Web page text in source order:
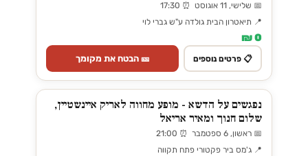
📅 שלישי, 11 אוגוסט ⏰ 17:30
📍 תיאטרון הבית גולדה ע"ש גברי לוי
0 ₪
📋 פרטים נוספים 🎫 הבטח את מקומך
נפגשים על הדשא - מופע מחווה לאריק איינשטיין,
שלום חנוך ומאיר אריאל
📅 ראשון, 6 ספטמבר ⏰ 21:00
📍 ג'מס ביר פקטורי פתח תקווה